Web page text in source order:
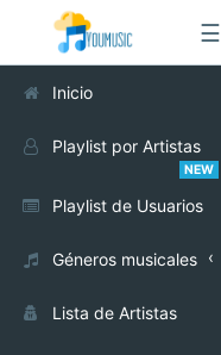
☰
Inicio
Playlist por Artistas
NEW
Playlist de Usuarios
Géneros musicales
Alternativo
Lista de Artistas